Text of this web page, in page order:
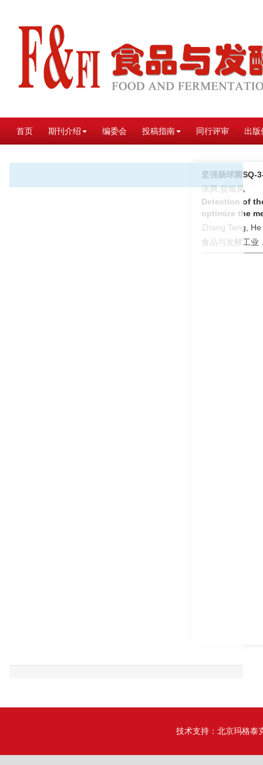
首页 期刊介绍 编委会 投稿指南 同行评审 出版
坚强肠球菌SQ-
张腾,贺银凤
Detection of
optimize the
Zhang Teng,
食品与发酵工业
技术支持： 北京玛格泰